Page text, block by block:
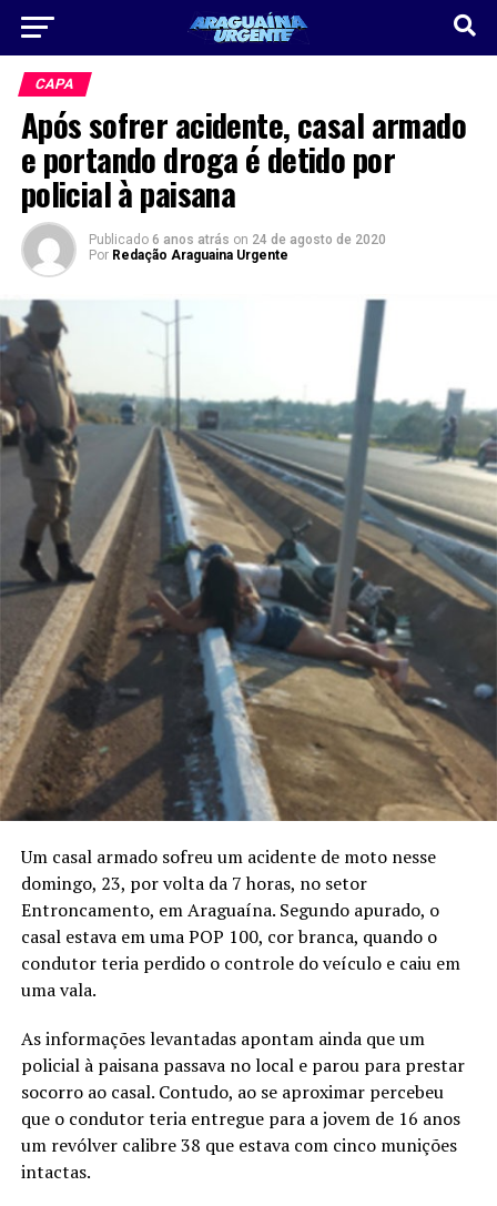
CAPA
Após sofrer acidente, casal armado
e portando droga é detido por
policial à paisana
Publicado 6 anos atrás on 24 de agosto de 2020
Por Redação Araguaina Urgente
Um casal armado sofreu um acidente de moto nesse
domingo, 23, por volta da 7 horas, no setor
Entroncamento, em Araguaína. Segundo apurado, o
casal estava em uma POP 100, cor branca, quando o
condutor teria perdido o controle do veículo e caiu em
uma vala.
As informações levantadas apontam ainda que um
policial à paisana passava no local e parou para prestar
socorro ao casal. Contudo, ao se aproximar percebeu
que o condutor teria entregue para a jovem de 16 anos
um revólver calibre 38 que estava com cinco munições
intactas.